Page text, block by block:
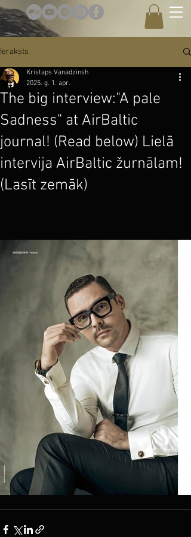
Ieraksts
The big interview:"A pale
Sadness" at AirBaltic
journal! (Read below) Lielā
intervija AirBaltic žurnālam!
(Lasīt zemāk)
Kristaps Vanadzinsh
2025. g. 1. apr.